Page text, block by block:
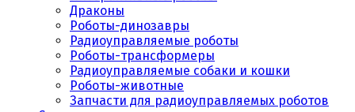
Драконы
Роботы-динозавры
Радиоуправляемые роботы
Роботы-трансформеры
Радиоуправляемые собаки и кошки
Роботы-животные
Запчасти для радиоуправляемых роботов